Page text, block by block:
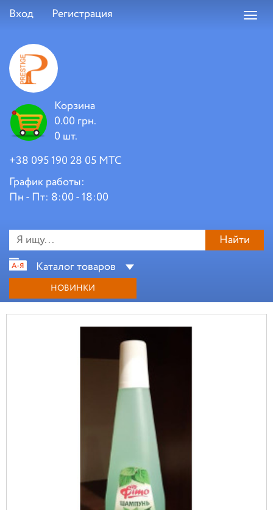
Вход Регистрация
Корзина
0.00 грн.
0 шт.
+38 095 190 28 05 МТС
График работы:
Пн - Пт: 8:00 - 18:00
Найти
Каталог товаров
НОВИНКИ